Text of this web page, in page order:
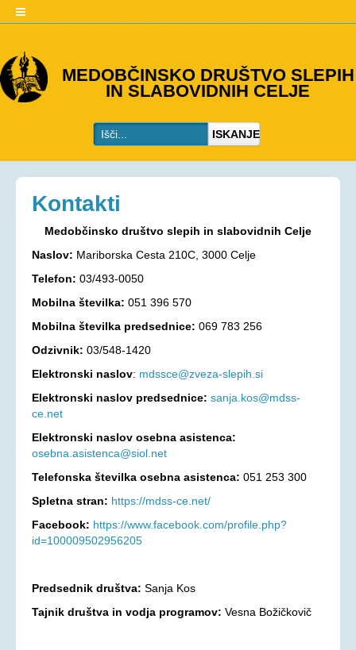
MEDOBČINSKO DRUŠTVO SLEPIH
IN SLABOVIDNIH CELJE
ISKANJE
O DRUŠTVU
Predstavitev
Organi društva
Bivalna skupnost
Osebna asistenca
AKTIVNOSTI
Aktualno
KORONAVIRUS - INFORMACIJE
Financerji
Arhiv
PRAVICE IN UGODNOSTI
Zakoni in pravilniki
Tehnični pripomočki
Mreža spremljevalcev
Kontakti
Medobčinsko društvo slepih in slabovidnih Celje
Naslov: Mariborska Cesta 210C, 3000 Celje
Telefon: 03/493-0050
Mobilna številka: 051 396 570
Mobilna številka predsednice: 069 783 256
Odzivnik: 03/548-1420
Elektronski naslov: mdssce@zveza-slepih.si
Elektronski naslov predsednice: sanja.kos@mdss-
ce.net
Elektronski naslov osebna asistenca:
osebna.asistenca@siol.net
Telefonska številka osebna asistenca: 051 253 300
Spletna stran: https://mdss-ce.net/
Facebook: https://www.facebook.com/profile.php?
id=100009502956205
Predsednik društva: Sanja Kos
Tajnik društva in vodja programov: Vesna Božičkovič